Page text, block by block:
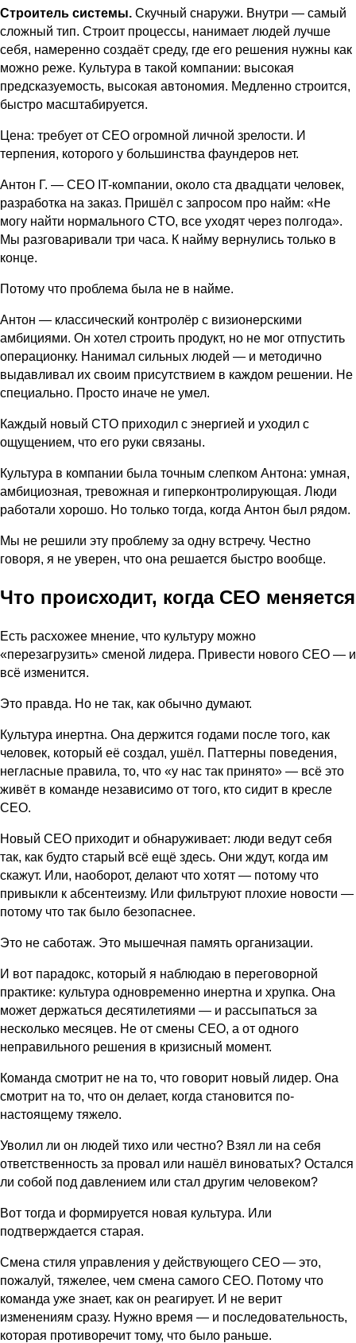
Строитель системы. Скучный снаружи. Внутри — самый
сложный тип. Строит процессы, нанимает людей лучше
себя, намеренно создаёт среду, где его решения нужны как
можно реже. Культура в такой компании: высокая
предсказуемость, высокая автономия. Медленно строится,
быстро масштабируется.
Цена: требует от CEO огромной личной зрелости. И
терпения, которого у большинства фаундеров нет.
Антон Г. — CEO IT-компании, около ста двадцати человек,
разработка на заказ. Пришёл с запросом про найм: «Не
могу найти нормального CTO, все уходят через полгода».
Мы разговаривали три часа. К найму вернулись только в
конце.
Потому что проблема была не в найме.
Антон — классический контролёр с визионерскими
амбициями. Он хотел строить продукт, но не мог отпустить
операционку. Нанимал сильных людей — и методично
выдавливал их своим присутствием в каждом решении. Не
специально. Просто иначе не умел.
Каждый новый CTO приходил с энергией и уходил с
ощущением, что его руки связаны.
Культура в компании была точным слепком Антона: умная,
амбициозная, тревожная и гиперконтролирующая. Люди
работали хорошо. Но только тогда, когда Антон был рядом.
Мы не решили эту проблему за одну встречу. Честно
говоря, я не уверен, что она решается быстро вообще.
Что происходит, когда CEO меняется
Есть расхожее мнение, что культуру можно
«перезагрузить» сменой лидера. Привести нового CEO — и
всё изменится.
Это правда. Но не так, как обычно думают.
Культура инертна. Она держится годами после того, как
человек, который её создал, ушёл. Паттерны поведения,
негласные правила, то, что «у нас так принято» — всё это
живёт в команде независимо от того, кто сидит в кресле
CEO.
Новый CEO приходит и обнаруживает: люди ведут себя
так, как будто старый всё ещё здесь. Они ждут, когда им
скажут. Или, наоборот, делают что хотят — потому что
привыкли к абсентеизму. Или фильтруют плохие новости —
потому что так было безопаснее.
Это не саботаж. Это мышечная память организации.
И вот парадокс, который я наблюдаю в переговорной
практике: культура одновременно инертна и хрупка. Она
может держаться десятилетиями — и рассыпаться за
несколько месяцев. Не от смены CEO, а от одного
неправильного решения в кризисный момент.
Команда смотрит не на то, что говорит новый лидер. Она
смотрит на то, что он делает, когда становится по-
настоящему тяжело.
Уволил ли он людей тихо или честно? Взял ли на себя
ответственность за провал или нашёл виноватых? Остался
ли собой под давлением или стал другим человеком?
Вот тогда и формируется новая культура. Или
подтверждается старая.
Смена стиля управления у действующего CEO — это,
пожалуй, тяжелее, чем смена самого CEO. Потому что
команда уже знает, как он реагирует. И не верит
изменениям сразу. Нужно время — и последовательность,
которая противоречит тому, что было раньше.